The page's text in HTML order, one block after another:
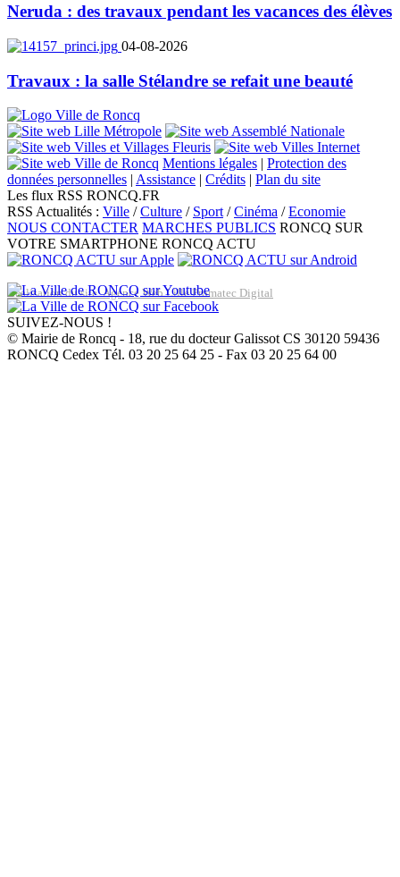
Neruda : des travaux pendant les vacances des élèves
04-08-2026
Travaux : la salle Stélandre se refait une beauté
Mentions légales | Protection des
données personnelles | Assistance | Crédits | Plan du site
Les flux RSS RONCQ.FR
RSS Actualités : Ville /Culture / Sport/Cinéma /Economie
NOUS CONTACTER MARCHES PUBLICS RONCQ SUR
VOTRE SMARTPHONE RONCQ ACTU
Réalisation du site: Agence Web Lille Promatec Digital
SUIVEZ-NOUS !
© Mairie de Roncq - 18, rue du docteur Galissot CS 30120 59436
RONCQ Cedex Tél. 03 20 25 64 25 - Fax 03 20 25 64 00